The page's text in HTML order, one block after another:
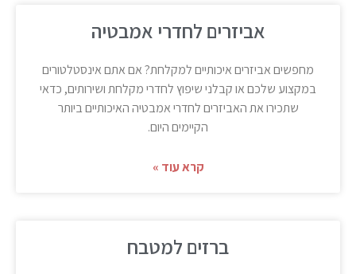
אביזרים לחדרי אמבטיה
מחפשים אביזרים איכותיים למקלחת? אם אתם אינסטלטורים
במקצוע שלכם או קבלני שיפוץ לחדרי מקלחת ושירותים, כדאי
שתכירו את האביזרים לחדרי אמבטיה האיכותיים ביותר
הקיימים היום.
קרא עוד »
ברזים למטבח